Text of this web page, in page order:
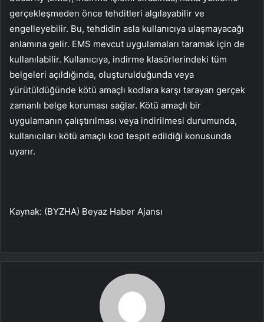
gerçekleşmeden önce tehditleri algılayabilir ve
engelleyebilir. Bu, tehdidin asla kullanıcıya ulaşmayacağı
anlamına gelir. EMS mevcut uygulamaları taramak için de
kullanılabilir. Kullanıcıya, indirme klasörlerindeki tüm
belgeleri açıldığında, oluşturulduğunda veya
yürütüldüğünde kötü amaçlı kodlara karşı tarayan gerçek
zamanlı belge koruması sağlar. Kötü amaçlı bir
uygulamanın çalıştırılması veya indirilmesi durumunda,
kullanıcıları kötü amaçlı kod tespit edildiği konusunda
uyarır.
Kaynak: (BYZHA) Beyaz Haber Ajansı